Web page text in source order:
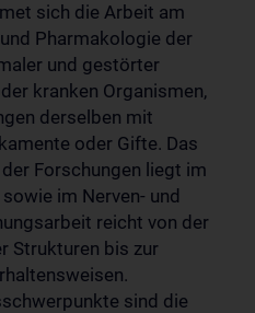
sich die Arbeit am
und Pharmakologie der
und gestörter
kranken Organismen,
derselben mit
oder Gifte. Das
Forschungen liegt im
im Nerven- und
reicht von der
Strukturen bis zur
sind die